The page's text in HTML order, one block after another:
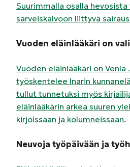
Suurimmalla osalla
sarveiskalvoon liittyvä
Vuoden eläinlääkäri on
Vuoden eläinlääkäri on Venla
työskentelee Inarin
tullut tunnetuksi myös
eläinlääkärin arkea suuren
kirjoissaan ja kolumneissaan.
Neuvoja työpäivään ja